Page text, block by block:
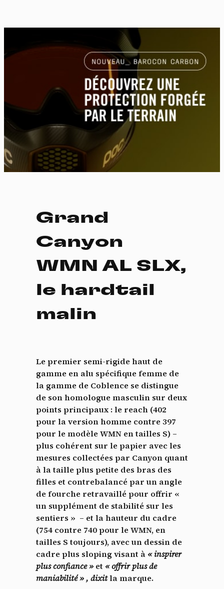
Grand
Canyon
WMN AL SLX,
le hardtail
malin
Le premier semi-rigide haut de
gamme en alu spécifique femme de
la gamme de Coblence se distingue
de son homologue masculin sur deux
points principaux : le reach (402
pour la version homme contre 397
pour le modèle WMN en tailles S) –
plus cohérent sur le papier avec les
mesures collectées par Canyon quant
à la taille plus petite des bras des
filles et contrebalancé par un angle
de fourche retravaillé pour offrir «
un supplément de stabilité sur les
sentiers » – et la hauteur du cadre
(754 contre 740 pour le WMN, en
tailles S toujours), avec un dessin de
cadre plus sloping visant à « inspirer
plus confiance » et « offrir plus de
maniabilité » , dixitla marque.